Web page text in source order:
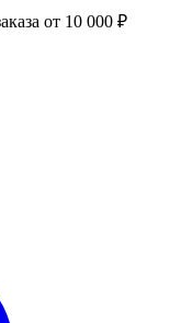
от 10 000 ₽